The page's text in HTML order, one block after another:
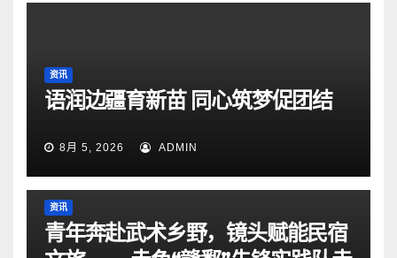
资讯
语润边疆育新苗 同心筑梦促团结
8月 5, 2026 ADMIN
资讯
青年奔赴武术乡野，镜头赋能民宿